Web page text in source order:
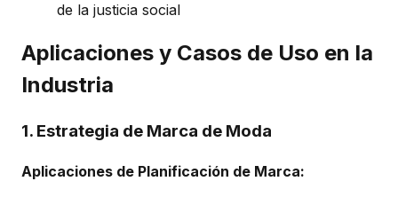
de la justicia social
Aplicaciones y Casos de Uso en la
Industria
1. Estrategia de Marca de Moda
Aplicaciones de Planificación de Marca: